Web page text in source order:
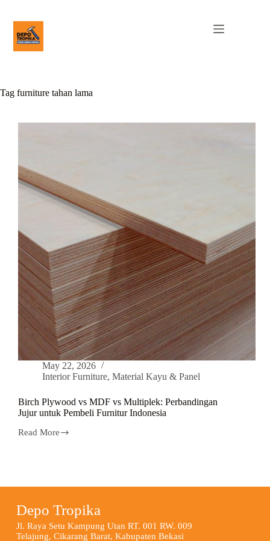
Tag furniture tahan lama
May 22, 2026
Interior Furniture, Material Kayu & Panel
Birch Plywood vs MDF vs Multiplek: Perbandingan
Jujur untuk Pembeli Furnitur Indonesia
Read More
Depo Tropika
Jl. Raya Setu Kampung Utan RT. 001 RW. 009
Telajung, Cikarang Barat, Kabupaten Bekasi